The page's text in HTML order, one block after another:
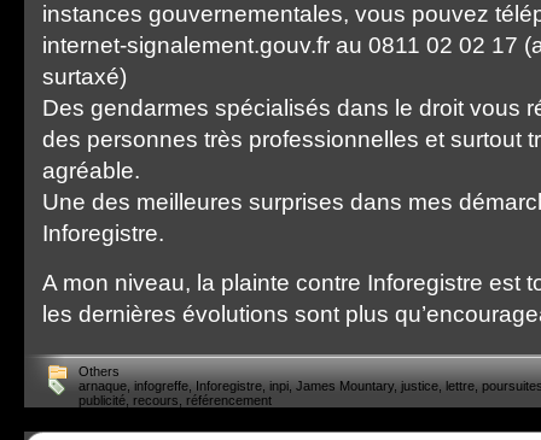
instances gouvernementales, vous pouvez
internet-signalement.gouv.fr au 0811 02 02 17
surtaxé)
Des gendarmes spécialisés dans le droit vous
des personnes très professionnelles et surtout
agréable.
Une des meilleures surprises dans mes
Inforegistre.
A mon niveau, la plainte contre Inforegistre est
les dernières évolutions sont plus
Others
arnaque infogreffe Inforegistre inpi James Mountary, justice lettre
publicité recours référencement